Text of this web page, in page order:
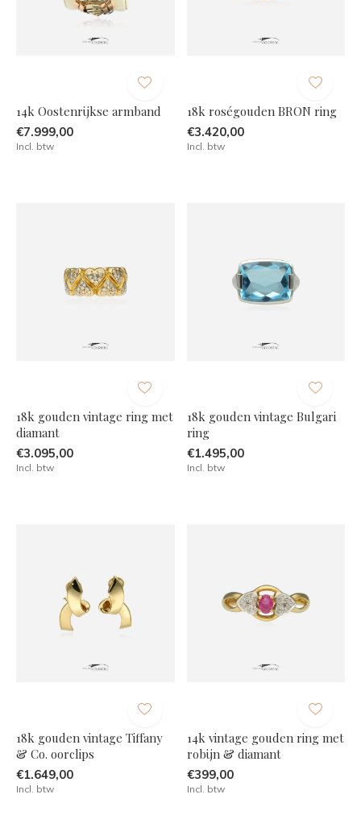
14k Oostenrijkse armband
€7.999,00
Incl. btw
18k roségouden BRON ring
€3.420,00
Incl. btw
18k gouden vintage ring met
diamant
€3.095,00
Incl. btw
18k gouden vintage Bulgari
ring
€1.495,00
Incl. btw
18k gouden vintage Tiffany
& Co. oorclips
€1.649,00
Incl. btw
14k vintage gouden ring met
robijn & diamant
€399,00
Incl. btw